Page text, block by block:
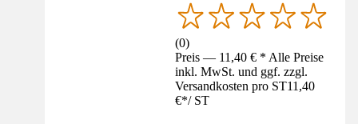
(0)
Preis — 11,40 € * Alle Preise
inkl. MwSt. und ggf. zzgl.
Versandkosten pro ST11,40
€*/ ST